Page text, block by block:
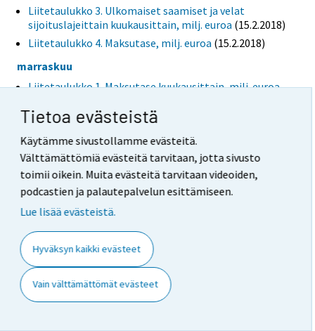
Tietoa evästeistä
Käytämme sivustollamme evästeitä.
Välttämättömiä evästeitä tarvitaan, jotta sivusto
toimii oikein. Muita evästeitä tarvitaan videoiden,
podcastien ja palautepalvelun esittämiseen.
Lue lisää evästeistä.
Hyväksyn kaikki evästeet
Vain välttämättömät evästeet
Liitetaulukko 3. Ulkomaiset saamiset ja velat
sijoituslajeittain kuukausittain, milj. euroa (15.2.2018)
Liitetaulukko 4. Maksutase, milj. euroa (15.2.2018)
marraskuu
Liitetaulukko 1. Maksutase kuukausittain, milj. euroa
Liitetaulukko 2. Vaihtotase kuukausittain, milj. euroa
Liitetaulukko 3. Ulkomaiset saamiset ja velat
sijoituslajeittain kuukausittain, milj. euroa(15.1.2018)
(15.1.2018)
lokakuu
Liitetaulukko 1. Maksutase kuukausittain, milj. euroa
(15.12.2017)
Liitetaulukko 2. Vaihtotase kuukausittain, milj. euroa
(15.12.2017)
syyskuu